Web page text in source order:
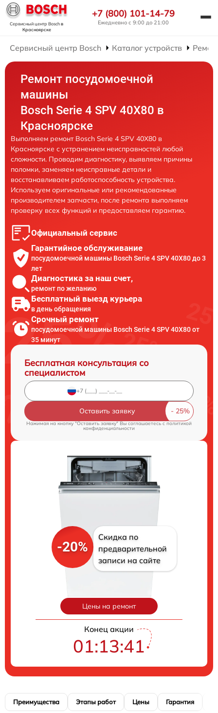
Сервисный центр Boschв
Красноярске
+7 (800) 101-14-79
Ежедневно с 9:00 до 21:00
Сервисный центр Bosch Каталог устройств
Ремонт посудомоечной
машины
Bosch Serie 4 SPV 40X80 в
Красноярске
Выполняем ремонт Bosch Serie 4 SPV 40X80 в
Красноярске с устранением неисправностей любой
сложности. Проводим диагностику, выявляем причины
поломки, заменяем неисправные детали и
восстанавливаем работоспособность устройства.
Используем оригинальные или рекомендованные
производителем запчасти, после ремонта выполняем
проверку всех функций и предоставляем гарантию.
Официальный сервис
Гарантийное обслуживание
посудомоечной машины Bosch Serie 4 SPV 40X80 до 3
лет
Диагностика за наш счет,
ремонт по желанию
Бесплатный выезд курьера
в день обращения
Срочный ремонт
посудомоечной машины Bosch Serie 4 SPV 40X80 от
35 минут
Бесплатная консультация со
специалистом
Оставить заявку
Нажимая на кнопку "Оставить заявку" Вы соглашаетесь cполитикой
конфиденциальности
-20%
Скидка по
предварительной
записи на сайте
Цены на ремонт
Конец акции
01:13:40
Преимущества Этапы работ Цены Гарантия